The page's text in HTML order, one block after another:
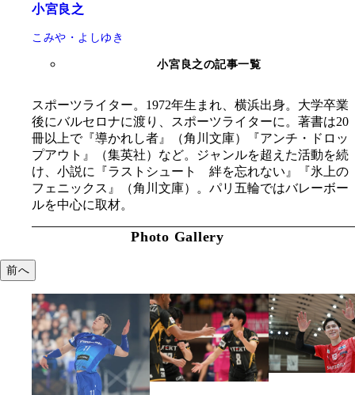
小宮良之
こみや・よしゆき
小宮良之の記事一覧
スポーツライター。1972年生まれ、横浜出身。大学卒業
後にバルセロナに渡り、スポーツライターに。著書は20
冊以上で『導かれし者』（角川文庫）『アンチ・ドロッ
プアウト』（集英社）など。ジャンルを超えた活動を続
け、小説に『ラストシュート 絆を忘れない』『氷上の
フェニックス』（角川文庫）。パリ五輪ではバレーボー
ルを中心に取材。
Photo Gallery
前へ